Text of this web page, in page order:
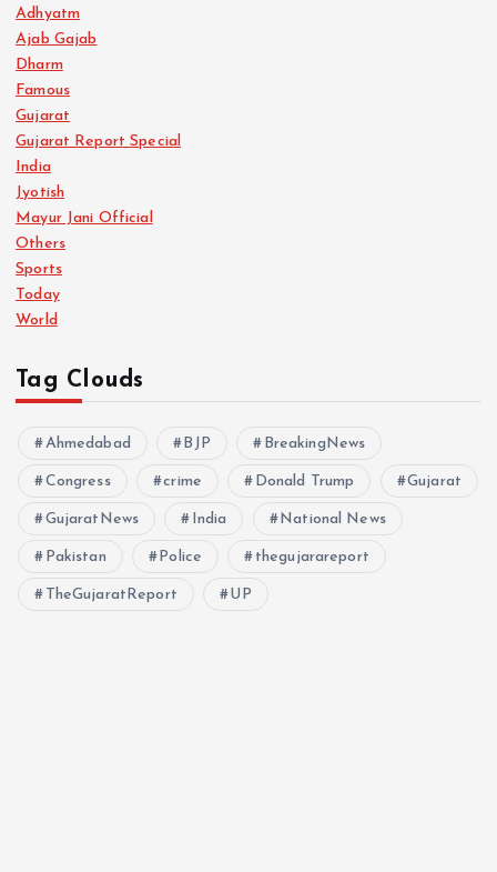
i
o
n
Adhyatm
Ajab Gajab
Dharm
Famous
Gujarat
Gujarat Report Special
India
Jyotish
Mayur Jani Official
Others
Sports
Today
World
Tag Clouds
Ahmedabad BJP BreakingNews
Congress crime Donald Trump Gujarat
GujaratNews India National News
Pakistan Police thegujarareport
TheGujaratReport UP